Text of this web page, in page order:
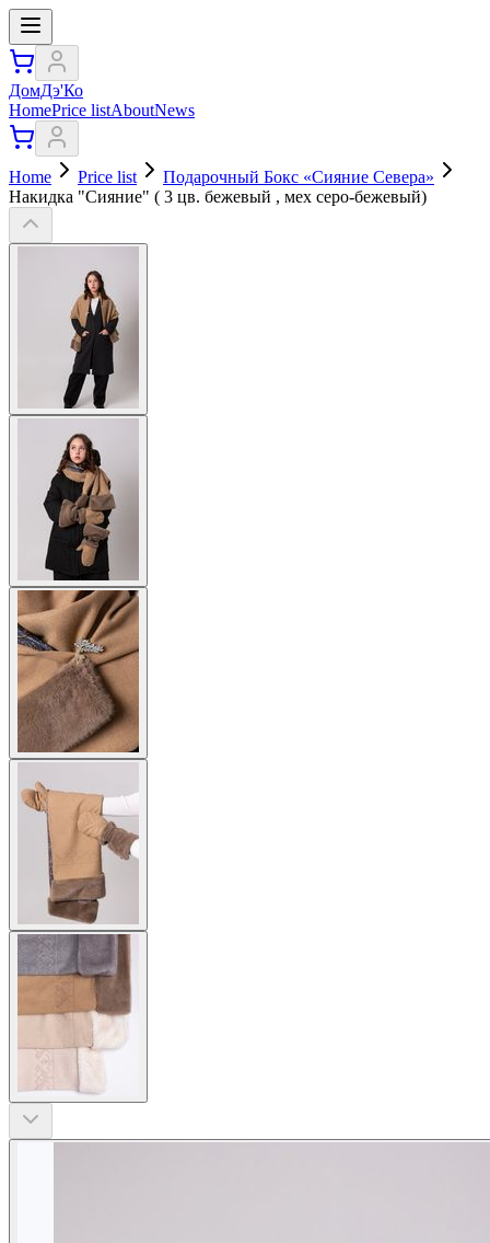
ДомДэ'Ко
HomePrice listAboutNews
Home Price list
Подарочный Бокс «Сияние Севера»
Накидка "Сияние" ( 3 цв. бежевый , мех серо-бежевый)